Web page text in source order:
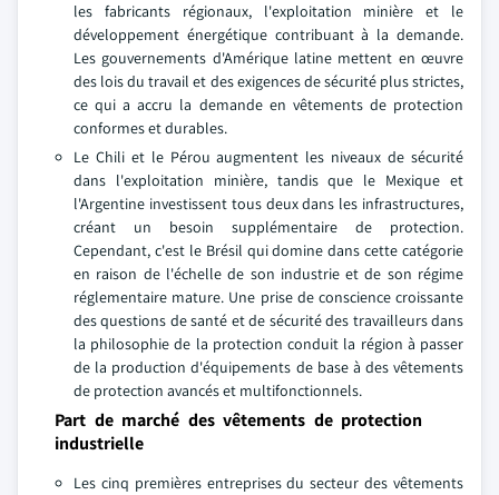
les fabricants régionaux, l'exploitation minière et le
développement énergétique contribuant à la demande.
Les gouvernements d'Amérique latine mettent en œuvre
des lois du travail et des exigences de sécurité plus strictes,
ce qui a accru la demande en vêtements de protection
conformes et durables.
Le Chili et le Pérou augmentent les niveaux de sécurité
dans l'exploitation minière, tandis que le Mexique et
l'Argentine investissent tous deux dans les infrastructures,
créant un besoin supplémentaire de protection.
Cependant, c'est le Brésil qui domine dans cette catégorie
en raison de l'échelle de son industrie et de son régime
réglementaire mature. Une prise de conscience croissante
des questions de santé et de sécurité des travailleurs dans
la philosophie de la protection conduit la région à passer
de la production d'équipements de base à des vêtements
de protection avancés et multifonctionnels.
Part de marché des vêtements de protection
industrielle
Les cinq premières entreprises du secteur des vêtements